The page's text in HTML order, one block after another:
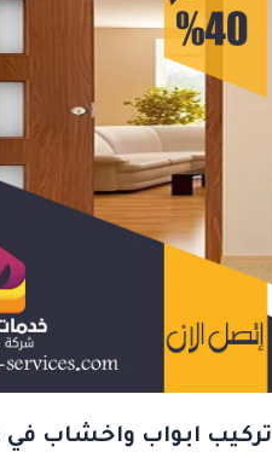
تركيب ابواب واخشاب